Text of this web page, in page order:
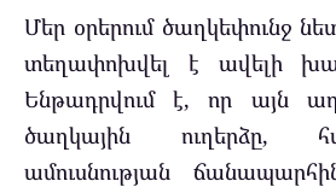
Մեր օրերում ծաղկեփունջ
տեղափոխվել է ավելի
Ենթադրվում է, որ այն
ծաղկային ուղերձը,
ամուսնության